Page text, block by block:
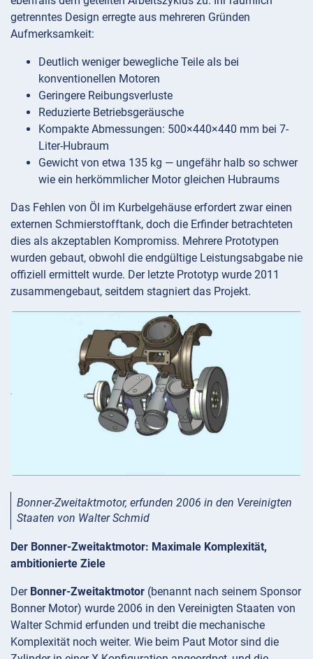
getrenntes Design erregte aus mehreren Gründen
Aufmerksamkeit:
Deutlich weniger bewegliche Teile als bei
konventionellen Motoren
Geringere Reibungsverluste
Reduzierte Betriebsgeräusche
Kompakte Abmessungen: 500×440×440 mm bei 7-
Liter-Hubraum
Gewicht von etwa 135 kg — ungefähr halb so schwer
wie ein herkömmlicher Motor gleichen Hubraums
Das Fehlen von Öl im Kurbelgehäuse erfordert zwar einen
externen Schmierstofftank, doch die Erfinder betrachteten
dies als akzeptablen Kompromiss. Mehrere Prototypen
wurden gebaut, obwohl die endgültige Leistungsabgabe nie
offiziell ermittelt wurde. Der letzte Prototyp wurde 2011
zusammengebaut, seitdem stagniert das Projekt.
Bonner-Zweitaktmotor, erfunden 2006 in den Vereinigten
Staaten von Walter Schmid
Der Bonner-Zweitaktmotor: Maximale Komplexität,
ambitionierte Ziele
Der Bonner-Zweitaktmotor (benannt nach seinem Sponsor
Bonner Motor) wurde 2006 in den Vereinigten Staaten von
Walter Schmid erfunden und treibt die mechanische
Komplexität noch weiter. Wie beim Paut Motor sind die